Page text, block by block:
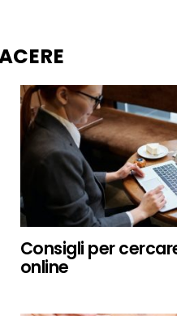
Consigli per
online